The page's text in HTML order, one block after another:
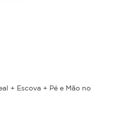
+ Escova + Pé e Mão no